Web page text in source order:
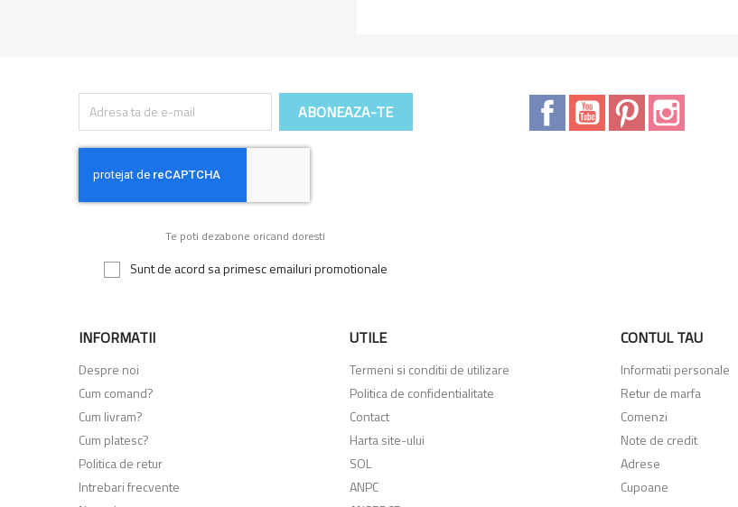
Te poti dezabone oricand doresti
Sunt de acord sa primesc emailuri promotionale
FacebookYouTubePinterest
INFORMATII
Despre noi
Cum comand?
Cum livram?
Cum platesc?
Politica de retur
Intrebari frecvente
UTILE
Termeni si conditii de utilizare
Politica de confidentialitate
Contact
Harta site-ului
SOL
ANPC
CONTUL TAU
Informatii personale
Retur de marfa
Comenzi
Note de credit
Adrese
Cupoane